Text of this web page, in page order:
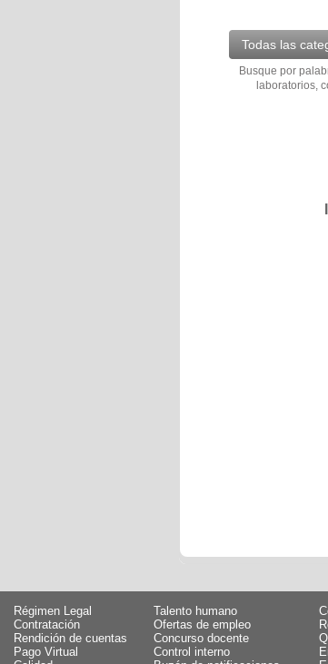
Todas las
Busque por
laboratorios,
Régimen Legal
Talento humano
Contratación
Ofertas de empleo
Rendición de cuentas
Concurso docente
Pago Virtual
Control interno